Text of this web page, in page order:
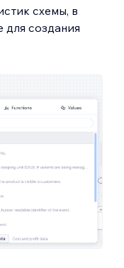
схемы, в
для создания